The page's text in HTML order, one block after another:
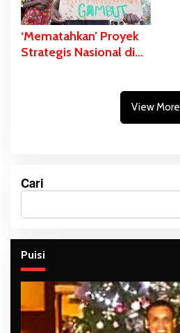
‘Mematahkan’ Proyek
Strategis Nasional di
View More
Cari
Puisi